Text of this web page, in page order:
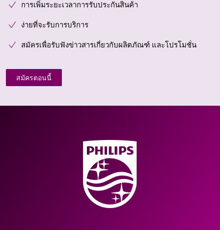
การเพิ่มระยะเวลาการรับประกันสินค้า
ง่ายที่จะรับการบริการ
สมัครเพื่อรับฟังข่าวสารเกี่ยวกับผลิตภัณฑ์ และโปรโมชั่น
สมัครตอนนี้